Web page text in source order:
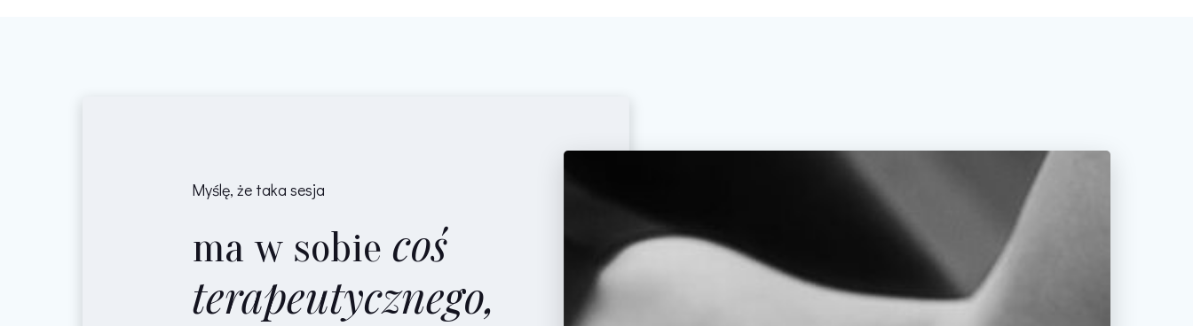
Myślę, że taka sesja
ma w sobiecoś
terapeutycznego,